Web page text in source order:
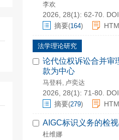
李欢
2026, 28(1): 62-70.
摘要(164)
法学理论研究
论代位权诉讼合并
款为中心
马登科, 卢奕达
2026, 28(1): 71-80.
摘要(279)
AIGC标识义务的检
杜维娜